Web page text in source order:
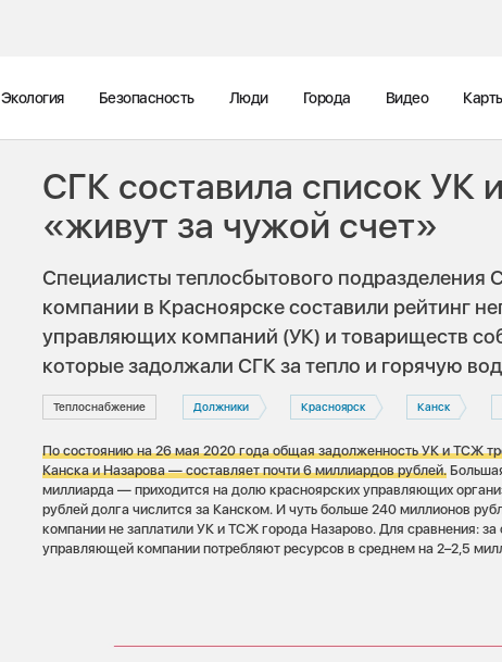
Экология Безопасность Люди Города Видео
СГК составила список УК
«живут за чужой счет»
Специалисты теплосбытового
компании в Красноярске составили рейтинг
управляющих компаний (УК) и товариществ
которые задолжали СГК за тепло и горячую
Теплоснабжение Должники Красноярск Канск
По состоянию на 26 мая 2020 года общая задолженность УК и ТСЖ
Канска и Назарова — составляет почти 6 миллиардов рублей.
миллиарда — приходится на долю красноярских управляющих
рублей долга числится за Канском. И чуть больше 240 миллионов
компании не заплатили УК и ТСЖ города Назарово. Для сравнения:
управляющей компании потребляют ресурсов в среднем на 2–2,5